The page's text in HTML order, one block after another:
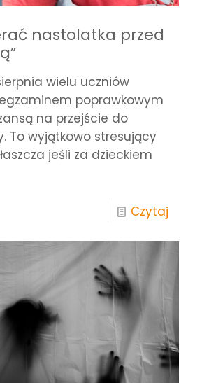
nastolatka przed
wielu uczniów
poprawkowym
na przejście do
To wyjątkowo stresujący
jeśli za dzieckiem
Czytaj